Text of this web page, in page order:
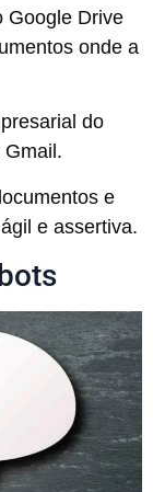
Google Drive
onde a
do
Gmail.
e
e assertiva.